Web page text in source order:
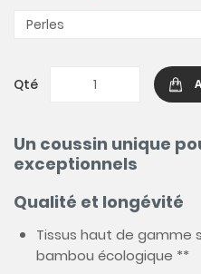
Qté
Un coussin unique
exceptionnels
Qualité et longévité
Tissus haut de gamme
bambou écologique **